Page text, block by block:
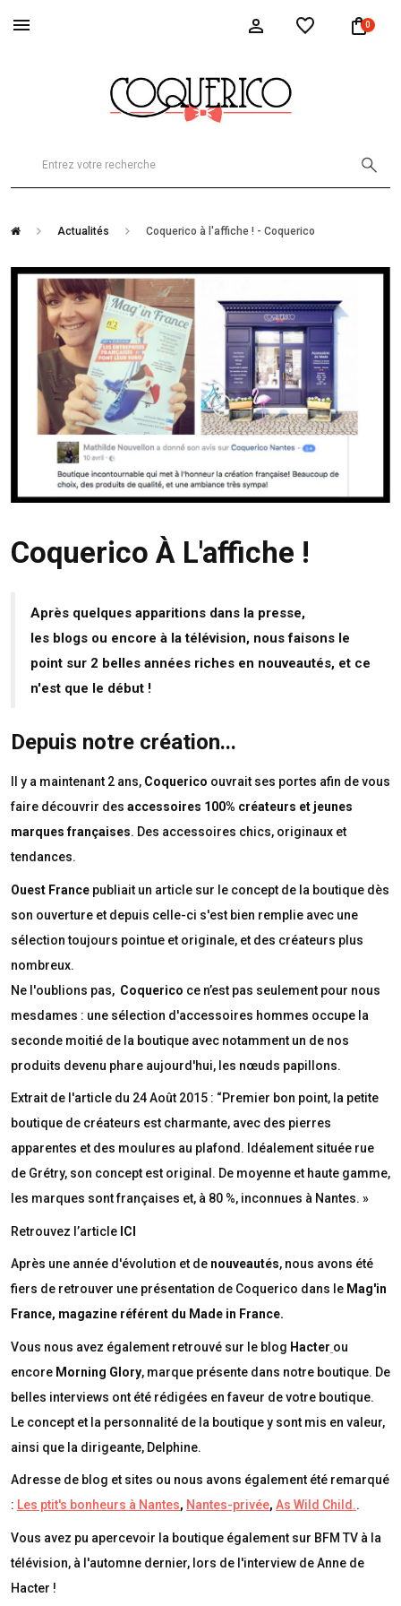
0
Actualités Coquerico à l'affiche ! - Coquerico
Coquerico À L'affiche !
Après quelques apparitions dans la presse,
les blogs ou encore à la télévision, nous faisons le
point sur 2 belles années riches en nouveautés, et ce
n'est que le début !
Depuis notre création...
Il y a maintenant 2 ans, Coquerico ouvrait ses portes afin de vous
faire découvrir des accessoires 100% créateurs et jeunes
marques françaises. Des accessoires chics, originaux et
tendances.
Ouest France publiait un article sur le concept de la boutique dès
son ouverture et depuis celle-ci s'est bien remplie avec une
sélection toujours pointue et originale, et des créateurs plus
nombreux.
Ne l'oublions pas, Coquerico ce n’est pas seulement pour nous
mesdames : une sélection d'accessoires hommes occupe la
seconde moitié de la boutique avec notamment un de nos
produits devenu phare aujourd'hui, les nœuds papillons.
Extrait de l'article du 24 Août 2015 : “Premier bon point, la petite
boutique de créateurs est charmante, avec des pierres
apparentes et des moulures au plafond. Idéalement située rue
de Grétry, son concept est original. De moyenne et haute gamme,
les marques sont françaises et, à 80 %, inconnues à Nantes. »
Retrouvez l’article ICI
Après une année d'évolution et de nouveautés, nous avons été
fiers de retrouver une présentation de Coquerico dans le Mag'in
France, magazine référent du Made in France.
Vous nous avez également retrouvé sur le blog Hacter ou
encore Morning Glory, marque présente dans notre boutique. De
belles interviews ont été rédigées en faveur de votre boutique.
Le concept et la personnalité de la boutique y sont mis en valeur,
ainsi que la dirigeante, Delphine.
Adresse de blog et sites ou nous avons également été remarqué
: Les ptit's bonheurs à Nantes, Nantes-privée, As Wild Child..
Vous avez pu apercevoir la boutique également sur BFM TV à la
télévision, à l'automne dernier, lors de l'interview de Anne de
Hacter !